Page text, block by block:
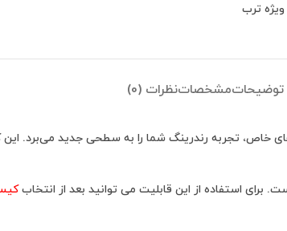
ترب
توضیحاتمشخصاتنظرات (0)
خاص، تجربه رندرینگ شما را به سطحی جدید می‌برد.
برای استفاده از این قابلیت می توانید بعد از انتخاب